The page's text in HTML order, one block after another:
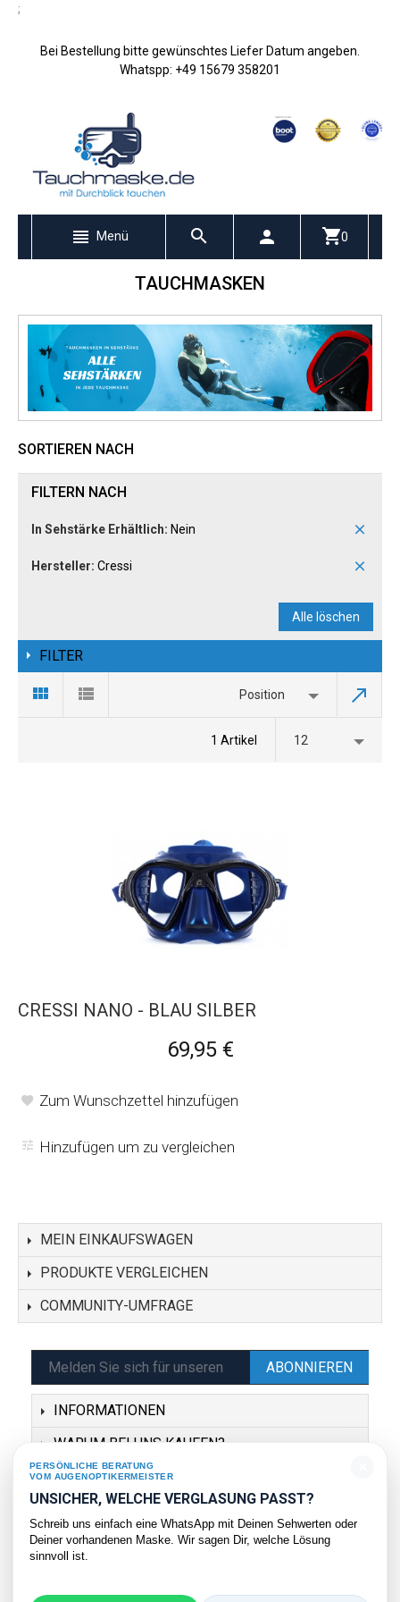
;
Bei Bestellung bitte gewünschtes Liefer Datum angeben.
Whatspp: +49 15679 358201
Menü 0
TAUCHMASKEN
SORTIEREN NACH
FILTERN NACH
In Sehstärke Erhältlich: Nein
Hersteller: Cressi
Alle löschen
FILTER
Position
1 Artikel 12
CRESSI NANO - BLAU SILBER
69,95 €
Zum Wunschzettel hinzufügen
Hinzufügen um zu vergleichen
MEIN EINKAUFSWAGEN
PRODUKTE VERGLEICHEN
COMMUNITY-UMFRAGE
ABONNIEREN
INFORMATIONEN
WARUM BEI UNS KAUFEN?
SERVICE
KONTAKT
PERSÖNLICHE BERATUNG
VOM AUGENOPTIKERMEISTER
UNSICHER, WELCHE VERGLASUNG PASST?
Schreib uns einfach eine WhatsApp mit Deinen Sehwerten oder
Deiner vorhandenen Maske. Wir sagen Dir, welche Lösung
sinnvoll ist.